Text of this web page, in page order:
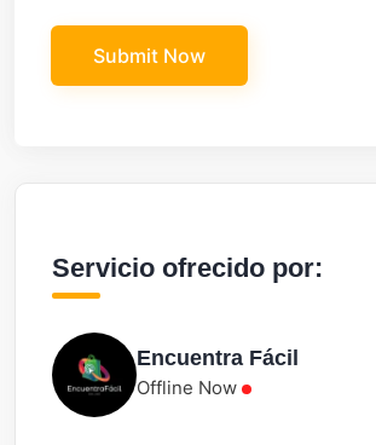
Servicio ofrecido por:
Encuentra Fácil
Offline Now